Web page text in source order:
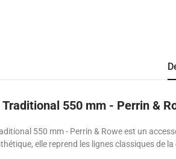
550 mm - Perrin &
550 mm - Perrin & Rowe est un
elle reprend les lignes classiques de